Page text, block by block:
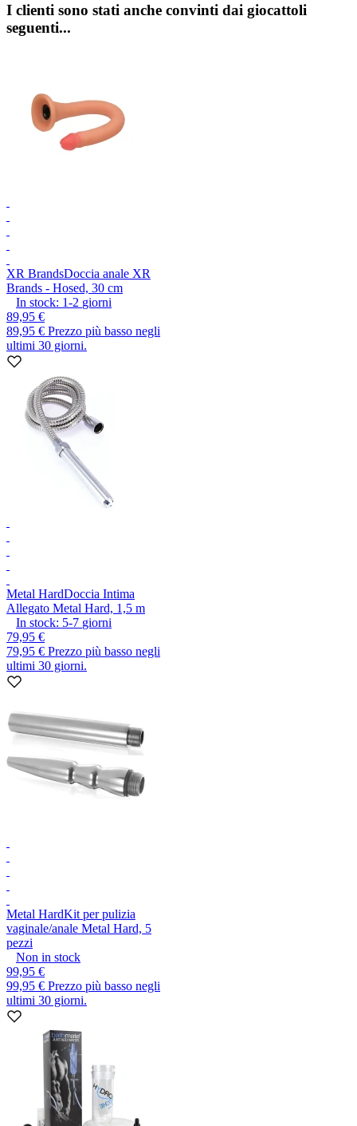
I clienti sono stati anche convinti dai giocattoli
seguenti...
XR BrandsDoccia anale XR
Brands - Hosed, 30 cm
In stock: 1-2 giorni
89,95 €
89,95 € Prezzo più basso negli
ultimi 30 giorni.
Metal HardDoccia Intima
Allegato Metal Hard, 1,5 m
In stock: 5-7 giorni
79,95 €
79,95 € Prezzo più basso negli
ultimi 30 giorni.
Metal HardKit per pulizia
vaginale/anale Metal Hard, 5
pezzi
Non in stock
99,95 €
99,95 € Prezzo più basso negli
ultimi 30 giorni.